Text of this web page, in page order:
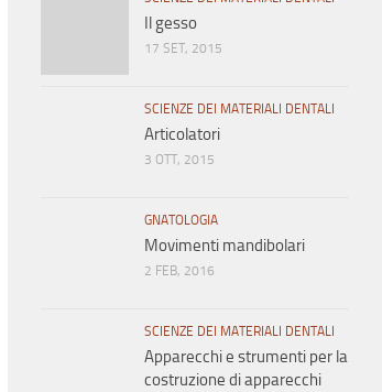
Il gesso
17 SET, 2015
SCIENZE DEI MATERIALI DENTALI
Articolatori
3 OTT, 2015
GNATOLOGIA
Movimenti mandibolari
2 FEB, 2016
SCIENZE DEI MATERIALI DENTALI
Apparecchi e strumenti per la
costruzione di apparecchi